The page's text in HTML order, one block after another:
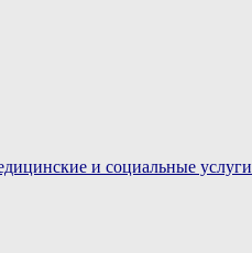
и социальные услуги